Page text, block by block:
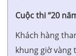
Cuộc thi “20
Khách hàng
khung giờ vàng